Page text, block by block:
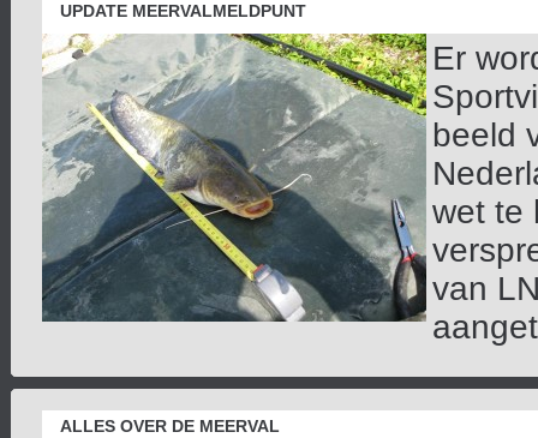
UPDATE MEERVALMELDPUNT
Er
beeld
wet te
van
ALLES OVER DE MEERVAL